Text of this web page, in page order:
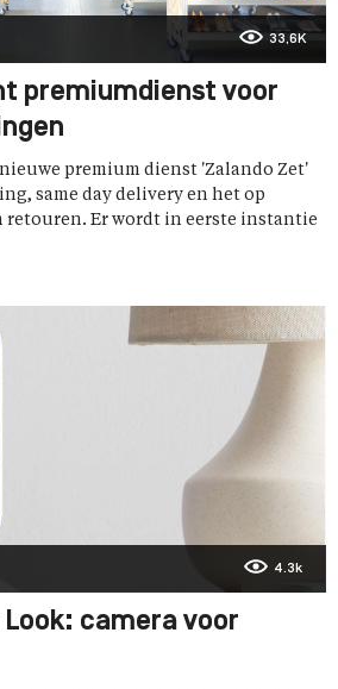
33,6K
premiumdienst voor
premium dienst 'Zalando Zet'
same day delivery en het op
retouren. Er wordt in eerste instantie
4.3k
camera voor